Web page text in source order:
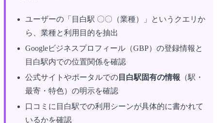
ユーザーの「目白駅 〇〇（業種）」というクエリか
ら、業種と利用目的を抽出
Googleビジネスプロフィール（GBP）の登録情報と
目白駅内での位置関係を確認
公式サイトやポータルでの 目白駅固有の情報 （駅・
最寄・特色）の明示を確認
口コミに目白駅での利用シーンが具体的に書かれて
いるかを確認